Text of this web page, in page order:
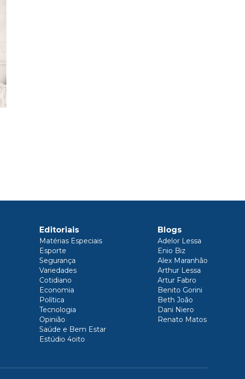
Editoriais
Matérias Especiais
Esporte
Segurança
Variedades
Cotidiano
Economia
Política
Tecnologia
Opinião
Saúde e Bem Estar
Estúdio 4oito
Blogs
Adelor Lessa
Enio Biz
Alex Maranhão
Arthur Lessa
Artur Fabro
Benito Gorini
Beth João
Dani Niero
Renato Matos